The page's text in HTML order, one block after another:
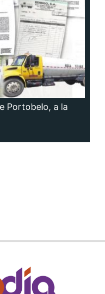
Portobelo, a la